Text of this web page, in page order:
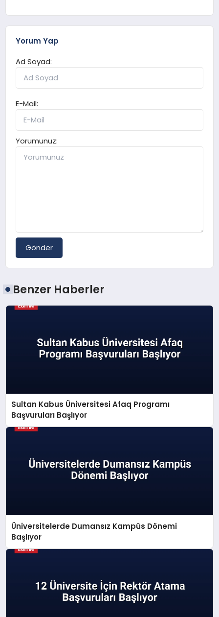
Yorum Yap
Ad Soyad:
E-Mail:
Yorumunuz:
Gönder
Benzer Haberler
Sultan Kabus Üniversitesi Afaq Programı
Başvuruları Başlıyor
Üniversitelerde Dumansız Kampüs Dönemi
Başlıyor